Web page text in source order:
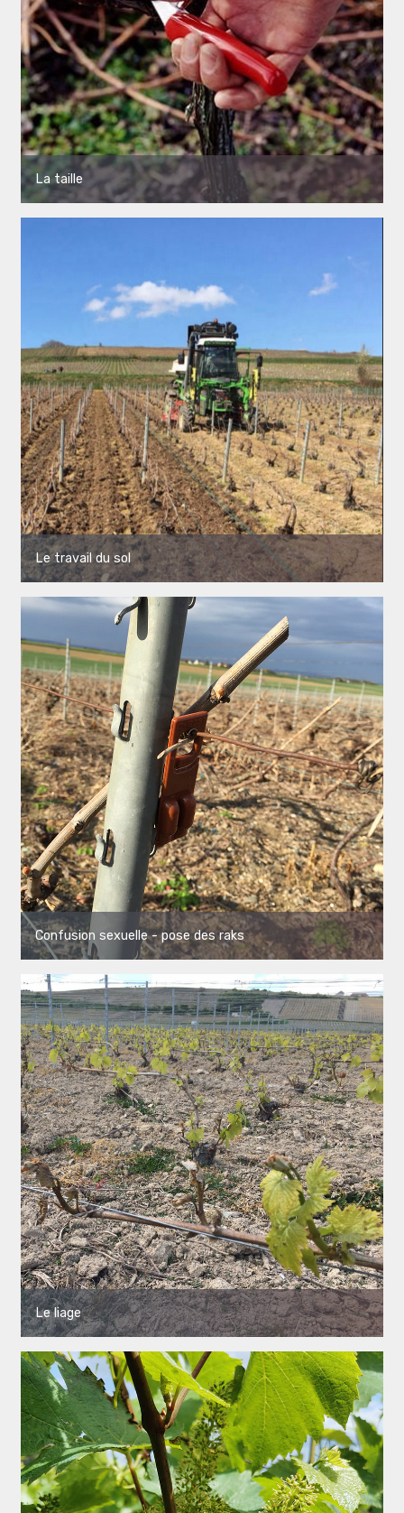
La taille
Le travail du sol
Confusion sexuelle - pose des raks
Le liage